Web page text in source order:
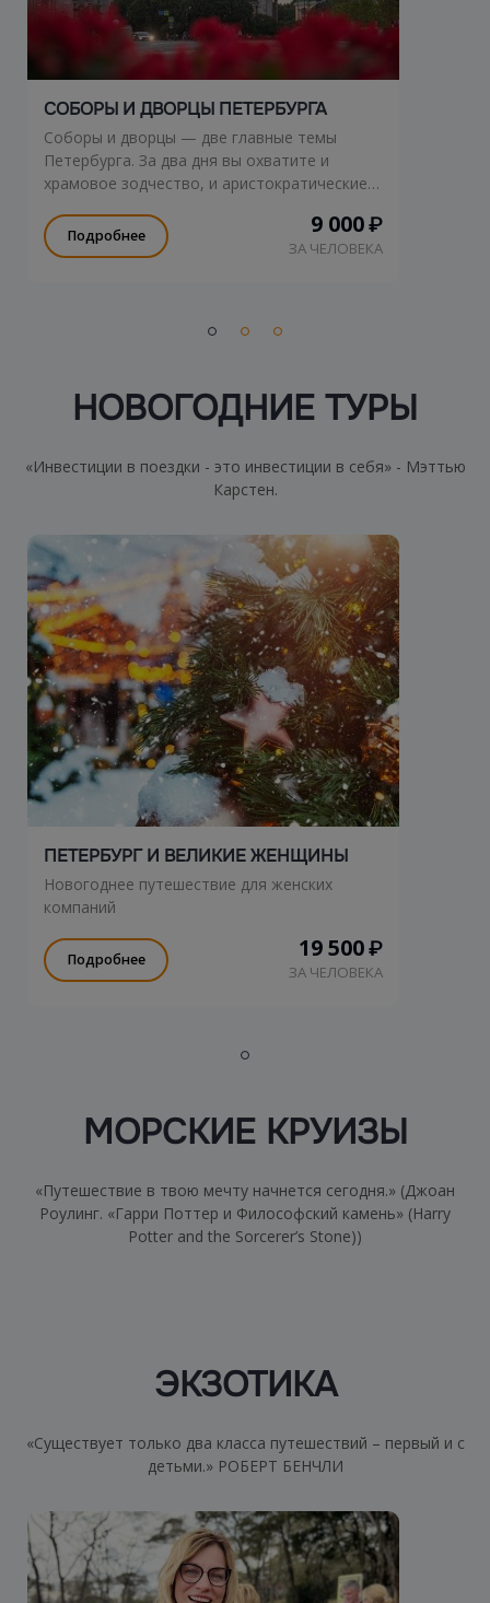
СОБОРЫ И ДВОРЦЫ ПЕТЕРБУРГА
Соборы и дворцы — две главные темы
Петербурга. За два дня вы охватите и
храмовое зодчество, и аристократические
Подробнее 9 000₽
ЗА ЧЕЛОВЕКА
НОВОГОДНИЕ ТУРЫ
«Инвестиции в поездки - это инвестиции в себя» - Мэттью
Карстен.
ПЕТЕРБУРГ И ВЕЛИКИЕ ЖЕНЩИНЫ
Новогоднее путешествие для женских
компаний
Подробнее 19 500₽
ЗА ЧЕЛОВЕКА
МОРСКИЕ КРУИЗЫ
«Путешествие в твою мечту начнется сегодня.» (Джоан
Роулинг. «Гарри Поттер и Философский камень» (Harry
Potter and the Sorcerer’s Stone))
ЭКЗОТИКА
«Существует только два класса путешествий – первый и с
детьми.» РОБЕРТ БЕНЧЛИ